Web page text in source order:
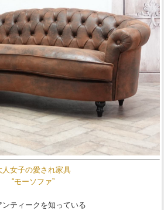
人女子の愛され家具
“モーソファ”
ンティークを知っている